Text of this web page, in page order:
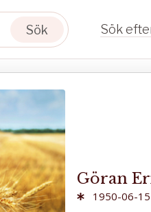
Sök
Göran
1950-06-15